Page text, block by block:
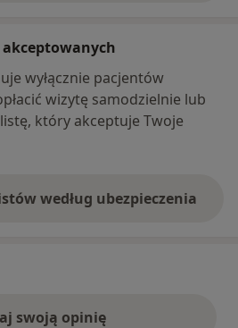
akceptowanych
wyłącznie pacjentów
wizytę samodzielnie lub
który akceptuje Twoje
według ubezpieczenia
swoją opinię